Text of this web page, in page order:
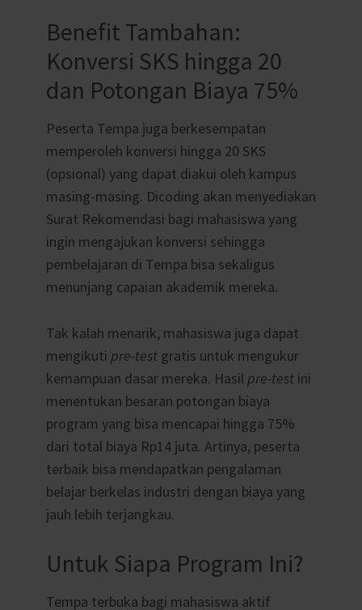
Benefit Tambahan:
Konversi SKS hingga 20
dan Potongan Biaya 75%
Peserta Tempa juga berkesempatan
memperoleh konversi hingga 20 SKS
(opsional) yang dapat diakui oleh kampus
masing-masing. Dicoding akan menyediakan
Surat Rekomendasi bagi mahasiswa yang
ingin mengajukan konversi sehingga
pembelajaran di Tempa bisa sekaligus
menunjang capaian akademik mereka.
Tak kalah menarik, mahasiswa juga dapat
mengikuti pre-testgratis untuk mengukur
kemampuan dasar mereka. Hasil pre-testini
menentukan besaran potongan biaya
program yang bisa mencapai hingga 75%
dari total biaya Rp14 juta. Artinya, peserta
terbaik bisa mendapatkan pengalaman
belajar berkelas industri dengan biaya yang
jauh lebih terjangkau.
Untuk Siapa Program Ini?
Tempa terbuka bagi mahasiswa aktif